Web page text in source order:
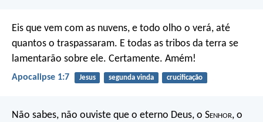
Eis que vem com as nuvens, e todo olho o verá, até
quantos o traspassaram. E todas as tribos da terra se
lamentarão sobre ele. Certamente. Amém!
Apocalipse 1:7 Jesus segunda vinda crucificação
Não sabes, não ouviste que o eterno Deus, o Senhor, o